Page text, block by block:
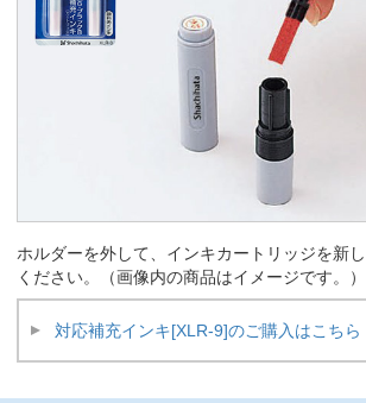
ホルダーを外して、インキカートリッジを新
ください。（画像内の商品はイメージです。）
対応補充インキ[XLR-9]のご購入はこちら